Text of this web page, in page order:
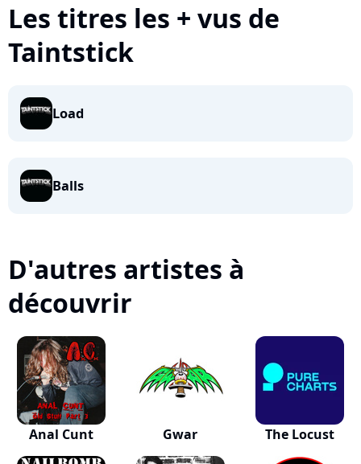
Les titres les + vus de
Taintstick
Load
Balls
D'autres artistes à
découvrir
Anal Cunt Gwar The Locust